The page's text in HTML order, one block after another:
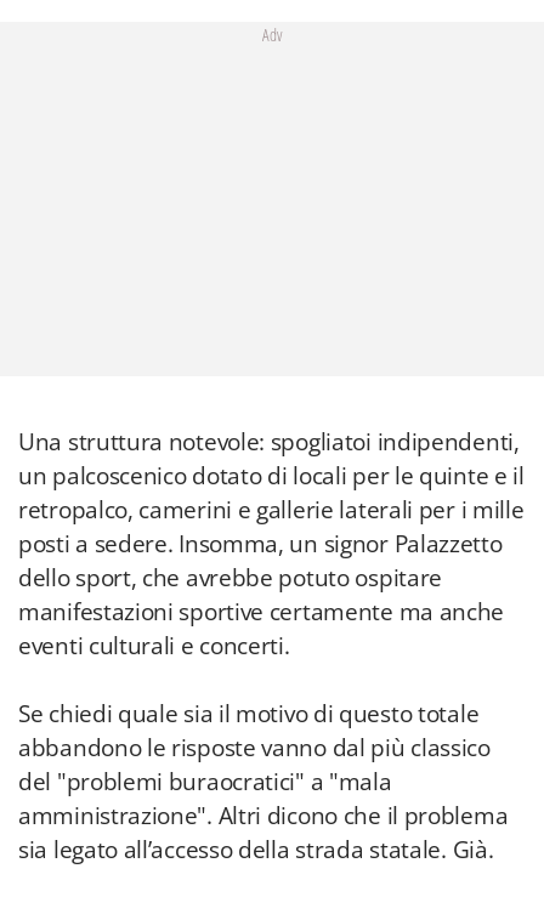
Adv
Una struttura notevole: spogliatoi indipendenti,
un palcoscenico dotato di locali per le quinte e il
retropalco, camerini e gallerie laterali per i mille
posti a sedere. Insomma, un signor Palazzetto
dello sport, che avrebbe potuto ospitare
manifestazioni sportive certamente ma anche
eventi culturali e concerti.
Se chiedi quale sia il motivo di questo totale
abbandono le risposte vanno dal più classico
del "problemi buraocratici" a "mala
amministrazione". Altri dicono che il problema
sia legato all’accesso della strada statale. Già.